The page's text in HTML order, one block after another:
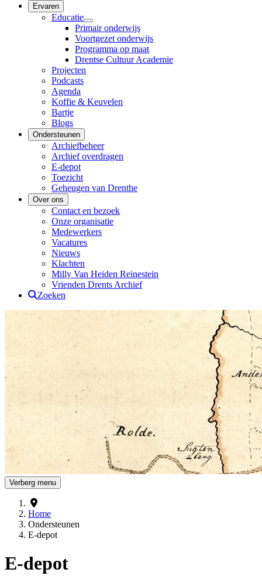
Ervaren
Educatie
Primair onderwijs
Voortgezet onderwijs
Programma op maat
Drentse Cultuur Academie
Projecten
Podcasts
Agenda
Koffie & Keuvelen
Bartje
Blogs
Ondersteunen
Archiefbeheer
Archief overdragen
E-depot
Toezicht
Geheugen van Drenthe
Over ons
Contact en bezoek
Onze organisatie
Medewerkers
Vacatures
Nieuws
Klachten
Milly Van Heiden Reinestein
Vrienden Drents Archief
Zoeken
Verberg menu
Home
Ondersteunen
E-depot
E-depot